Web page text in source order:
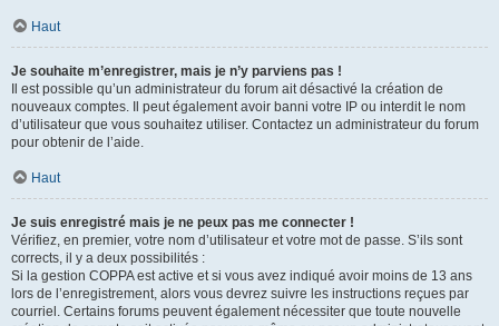
Haut
Je souhaite m’enregistrer, mais je n’y parviens pas !
Il est possible qu’un administrateur du forum ait désactivé la création de
nouveaux comptes. Il peut également avoir banni votre IP ou interdit le nom
d’utilisateur que vous souhaitez utiliser. Contactez un administrateur du forum
pour obtenir de l’aide.
Haut
Je suis enregistré mais je ne peux pas me connecter !
Vérifiez, en premier, votre nom d’utilisateur et votre mot de passe. S’ils sont
corrects, il y a deux possibilités :
Si la gestion COPPA est active et si vous avez indiqué avoir moins de 13 ans
lors de l’enregistrement, alors vous devrez suivre les instructions reçues par
courriel. Certains forums peuvent également nécessiter que toute nouvelle